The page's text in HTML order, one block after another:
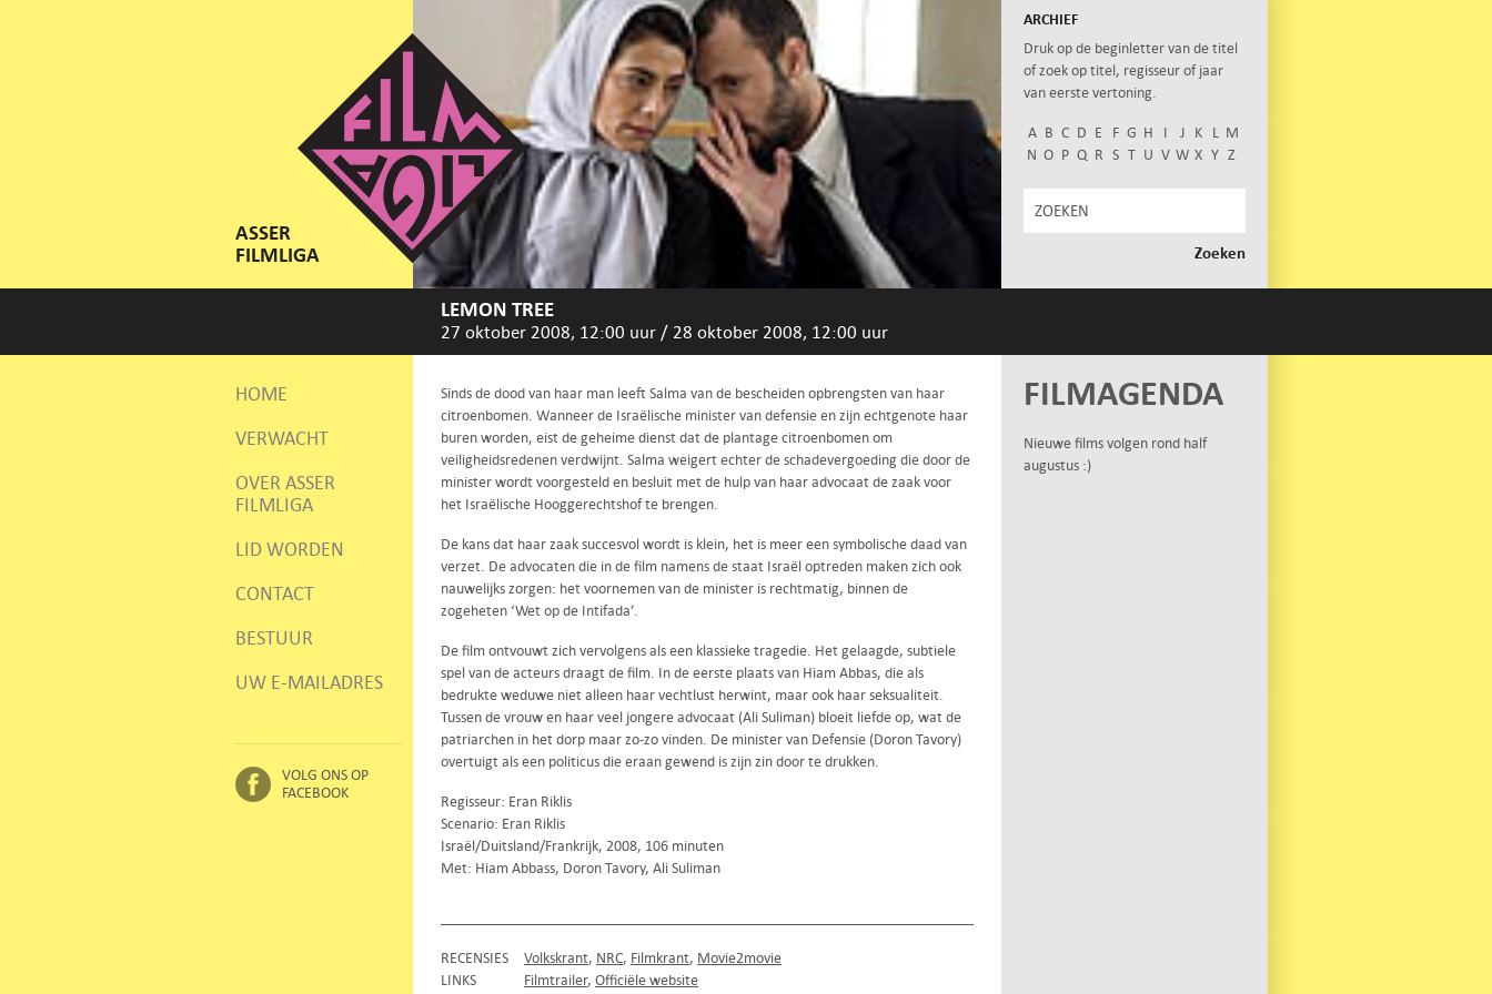
ASSER
FILMLIGA
ARCHIEF
Druk op de beginletter van de titel
of zoek op titel, regisseur of jaar
van eerste vertoning.
A B C D E F G H I J K L M
N O P Q R S T U V W X Y Z
LEMON TREE
27 oktober 2008, 12:00 uur / 28 oktober 2008, 12:00 uur
HOME
VERWACHT
OVER ASSER
FILMLIGA
LID WORDEN
CONTACT
BESTUUR
UW E-MAILADRES
VOLG ONS OP
FACEBOOK
Sinds de dood van haar man leeft Salma van de bescheiden opbrengsten van haar
citroenbomen. Wanneer de Israëlische minister van defensie en zijn echtgenote haar
buren worden, eist de geheime dienst dat de plantage citroenbomen om
veiligheidsredenen verdwijnt. Salma weigert echter de schadevergoeding die door de
minister wordt voorgesteld en besluit met de hulp van haar advocaat de zaak voor
het Israëlische Hooggerechtshof te brengen.
De kans dat haar zaak succesvol wordt is klein, het is meer een symbolische daad van
verzet. De advocaten die in de film namens de staat Israël optreden maken zich ook
nauwelijks zorgen: het voornemen van de minister is rechtmatig, binnen de
zogeheten ‘Wet op de Intifada’.
De film ontvouwt zich vervolgens als een klassieke tragedie. Het gelaagde, subtiele
spel van de acteurs draagt de film. In de eerste plaats van Hiam Abbas, die als
bedrukte weduwe niet alleen haar vechtlust herwint, maar ook haar seksualiteit.
Tussen de vrouw en haar veel jongere advocaat (Ali Suliman) bloeit liefde op, wat de
patriarchen in het dorp maar zo-zo vinden. De minister van Defensie (Doron Tavory)
overtuigt als een politicus die eraan gewend is zijn zin door te drukken.
Regisseur: Eran Riklis
Scenario: Eran Riklis
Israël/Duitsland/Frankrijk, 2008, 106 minuten
Met: Hiam Abbass, Doron Tavory, Ali Suliman
RECENSIES Volkskrant NRC Filmkrant Movie2movie
LINKS
Filmtrailer Officiële website
FILMAGENDA
Nieuwe films volgen rond half
augustus :)